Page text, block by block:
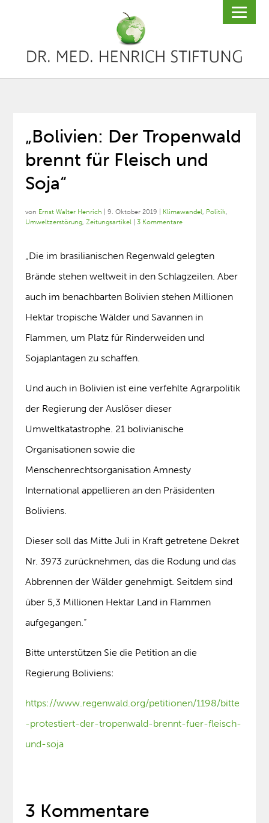
„Bolivien: Der Tropenwald
brennt für Fleisch und
Soja“
von Ernst Walter Henrich |9. Oktober 2019 Klimawandel, Politik,
Umweltzerstörung,Zeitungsartikel |3 Kommentare
„Die im brasilianischen Regenwald gelegten
Brände stehen weltweit in den Schlagzeilen. Aber
auch im benachbarten Bolivien stehen Millionen
Hektar tropische Wälder und Savannen in
Flammen, um Platz für Rinderweiden und
Sojaplantagen zu schaffen.
Und auch in Bolivien ist eine verfehlte Agrarpolitik
der Regierung der Auslöser dieser
Umweltkatastrophe. 21 bolivianische
Organisationen sowie die
Menschenrechtsorganisation Amnesty
International appellieren an den Präsidenten
Boliviens.
Dieser soll das Mitte Juli in Kraft getretene Dekret
Nr. 3973 zurücknehmen, das die Rodung und das
Abbrennen der Wälder genehmigt. Seitdem sind
über 5,3 Millionen Hektar Land in Flammen
aufgegangen.“
Bitte unterstützen Sie die Petition an die
Regierung Boliviens:
https://www.regenwald.org/petitionen/1198/bitte
-protestiert-der-tropenwald-brennt-fuer-fleisch-
und-soja
3 Kommentare